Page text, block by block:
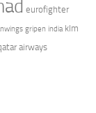
eurofighter
gripen india klm
airways